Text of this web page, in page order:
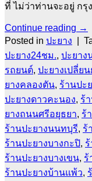
ที่ ไม่ว่าท่านจะอยู่ ก
Continue reading →
Posted in ปะยาง
ปะยาง24ชม., ปะยาง
รถยนต์, ปะยางเปลี่ยน
ยางคลองตัน, ร้านปะ
ปะยางดาวคะนอง, ร้
ยางถนนศรีอยุธยา, ร้
ร้านปะยางนนทบุรี, ร้
ร้านปะยางบางกะปิ,
ร้านปะยางบางเขน, ร้
ร้านปะยางบ้านแพ้ว,